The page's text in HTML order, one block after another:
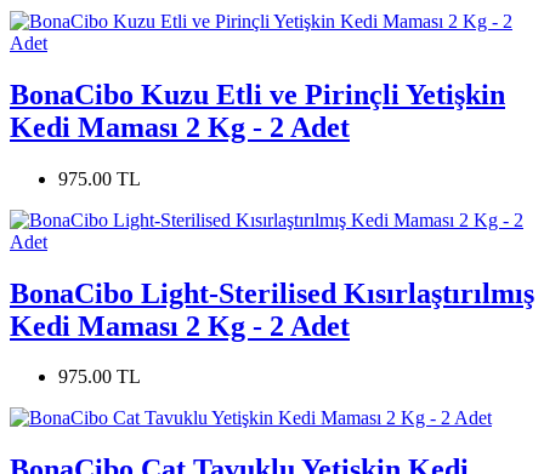
BonaCibo Kuzu Etli ve Pirinçli Yetişkin
Kedi Maması 2 Kg - 2 Adet
975.00 TL
BonaCibo Light-Sterilised Kısırlaştırılmış
Kedi Maması 2 Kg - 2 Adet
975.00 TL